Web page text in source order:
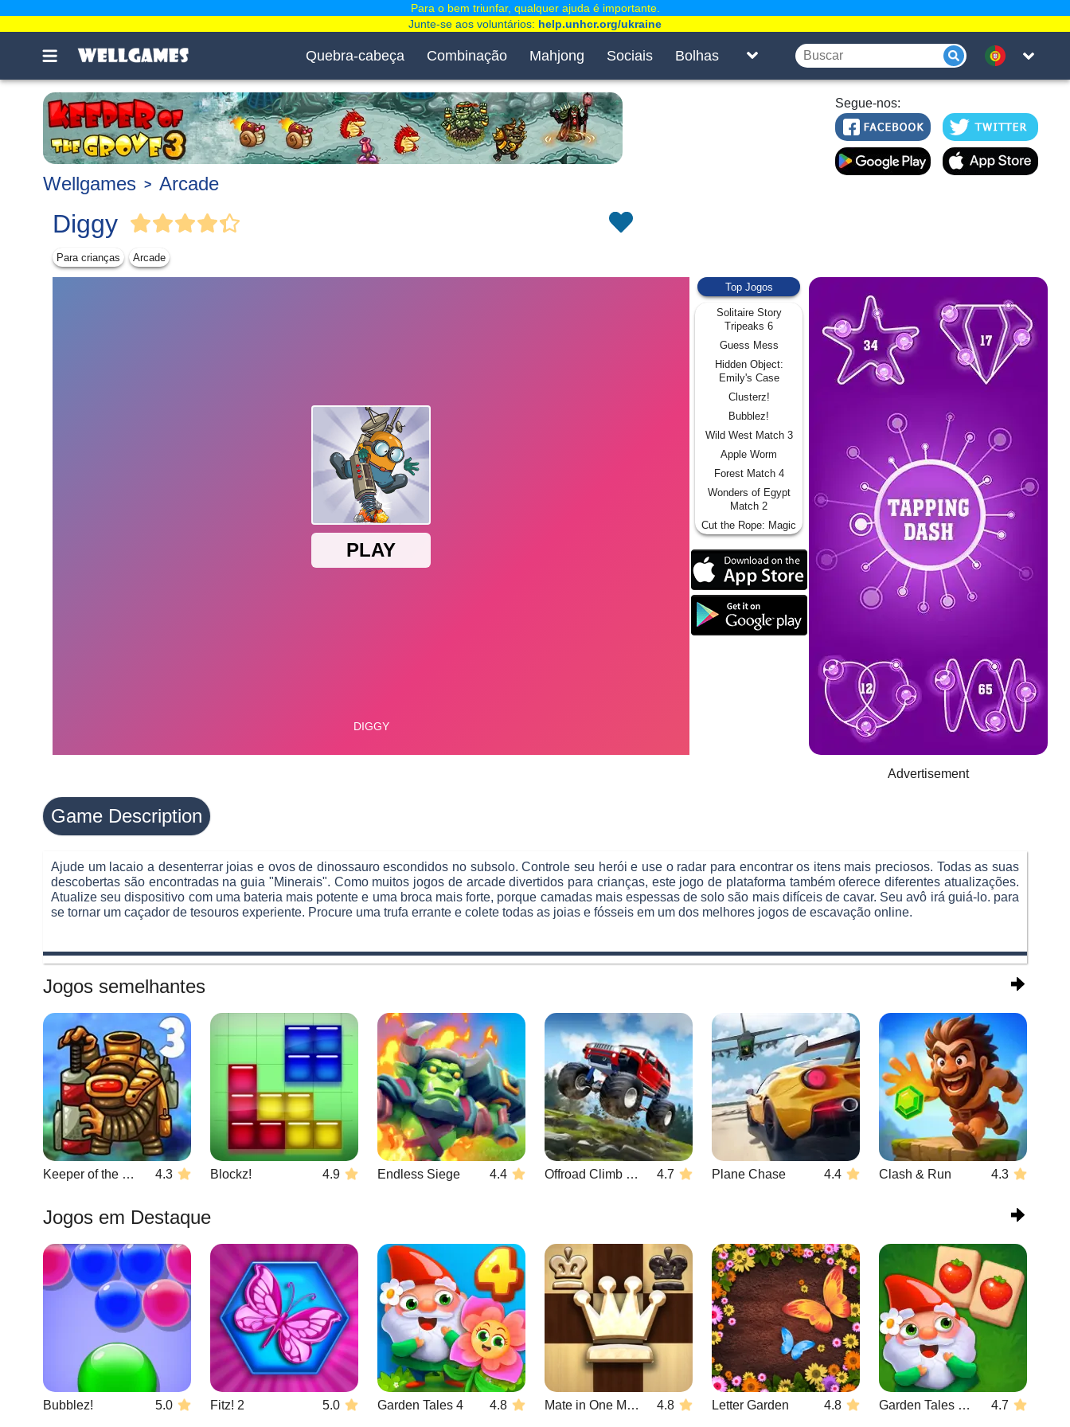
Quebra-cabeça Combinação Mahjong Sociais Bolhas
Segue-nos:
Wellgames Arcade
Diggy
Para crianças Arcade
Top Jogos
Solitaire Story
Tripeaks 6
Guess Mess
Hidden Object:
Emily's Case
Clusterz!
Bubblez!
Wild West Match 3
Apple Worm
Forest Match 4
Wonders of Egypt
Match 2
Cut the Rope: Magic
Advertisement
Game Description
Ajude um lacaio a desenterrar joias e ovos de dinossauro escondidos no subsolo. Controle seu herói e use o radar para encontrar os itens mais preciosos. Todas as suas
descobertas são encontradas na guia "Minerais". Como muitos jogos de arcade divertidos para crianças, este jogo de plataforma também oferece diferentes atualizações.
Atualize seu dispositivo com uma bateria mais potente e uma broca mais forte, porque camadas mais espessas de solo são mais difíceis de cavar. Seu avô irá guiá-lo. para
se tornar um caçador de tesouros experiente. Procure uma trufa errante e colete todas as joias e fósseis em um dos melhores jogos de escavação online.
Jogos semelhantes
Keeper of the Grove 3 4.3 Blockz! 4.9 Endless Siege 4.4 Offroad Climb 4x4 4.7 Plane Chase 4.4 Clash & Run 4.3
Jogos em Destaque
Bubblez! 5.0 Fitz! 2 5.0 Garden Tales 4 4.8 Mate in One Move 4.8 Letter Garden 4.8 Garden Tales Mahjong 4.7
Para o bem triunfar, qualquer ajuda é importante.
Junte-se aos voluntários: help.unhcr.org/ukraine